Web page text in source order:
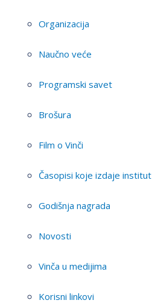
Organizacija
Naučno veće
Programski savet
Brošura
Film o Vinči
Časopisi koje izdaje institut
Godišnja nagrada
Novosti
Vinča u medijima
Korisni linkovi